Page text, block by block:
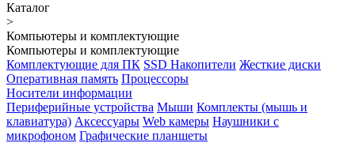
Каталог
>
Компьютеры и комплектующие
Компьютеры и комплектующие
Комплектующие для ПК SSD Накопители Жесткие диски
Оперативная память Процессоры
Носители информации
Периферийные устройства Мыши Комплекты (мышь и
клавиатура) Аксессуары Web камеры Наушники с
микрофоном Графические планшеты